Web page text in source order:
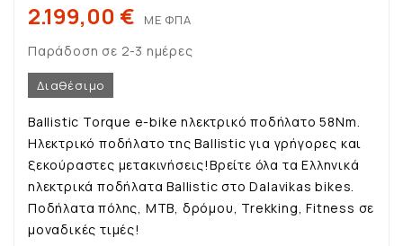
2.199,00 € ΜΕ ΦΠΑ
Παράδοση σε 2-3 ημέρες
Διαθέσιμο
Ballistic Torque e-bike ηλεκτρικό ποδήλατο 58Nm.
Ηλεκτρικό ποδήλατο της Ballistic για γρήγορες και
ξεκούραστες μετακινήσεις!Βρείτε όλα τα Ελληνικά
ηλεκτρικά ποδήλατα Ballistic στο Dalavikas bikes.
Ποδήλατα πόλης, ΜΤΒ, δρόμου, Trekking, Fitness σε
μοναδικές τιμές!